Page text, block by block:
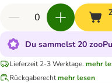
Du sammelst 20
Lieferzeit 2-3 Werktage. mehr
Rückgaberechtmehr lesen